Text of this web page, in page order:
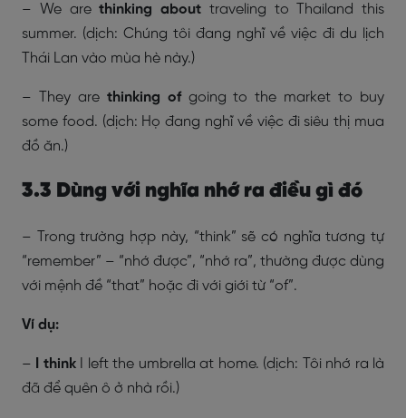
– We arethinking about traveling to Thailand this
summer. (dịch: Chúng tôi đang nghĩ về việc đi du lịch
Thái Lan vào mùa hè này.)
– They are thinking ofgoing to the market to buy
some food. (dịch: Họ đang nghĩ về việc đi siêu thị mua
đồ ăn.)
3.3 Dùng với nghĩa nhớ ra điều gì đó
– Trong trường hợp này, “think” sẽ có nghĩa tương tự
“remember” – “nhớ được”, “nhớ ra”, thường được dùng
với mệnh đề “that” hoặc đi với giới từ “of”.
Ví dụ:
– I thinkI left the umbrella at home. (dịch: Tôi nhớ ra là
đã để quên ô ở nhà rồi.)